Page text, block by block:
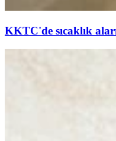
KKTC'de sıcaklık